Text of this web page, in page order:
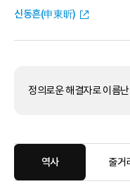
신동흔(申東昕)
정의로운 해결자로 이름
역사 줄거